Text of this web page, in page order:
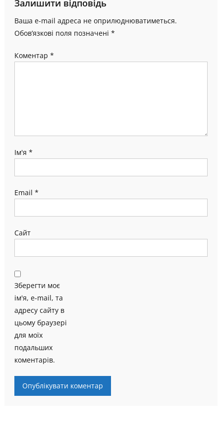
Залишити відповідь
Ваша e-mail адреса не оприлюднюватиметься.
Обов’язкові поля позначені *
Коментар *
Ім'я *
Email *
Сайт
Зберегти моє
ім'я, e-mail, та
адресу сайту в
цьому браузері
для моїх
подальших
коментарів.